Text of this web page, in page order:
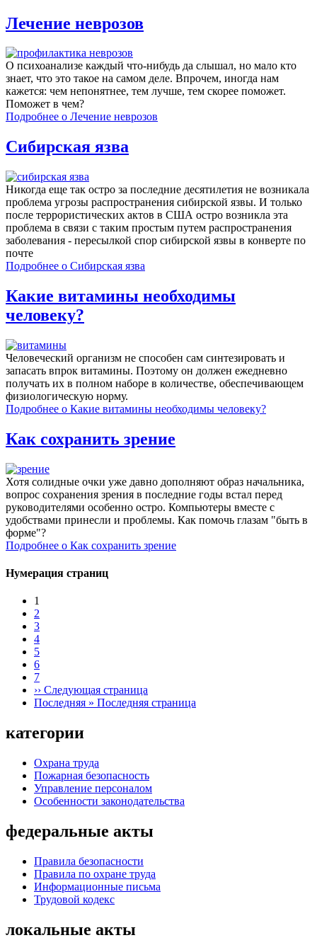
Лечение неврозов
О психоанализе каждый что-нибудь да слышал, но мало кто
знает, что это такое на самом деле. Впрочем, иногда нам
кажется: чем непонятнее, тем лучше, тем скорее поможет.
Поможет в чем?
Подробнее о Лечение неврозов
Сибирская язва
Никогда еще так остро за последние десятилетия не возникала
проблема угрозы распространения сибирской язвы. И только
после террористических актов в США остро возникла эта
проблема в связи с таким простым путем распространения
заболевания - пересылкой спор сибирской язвы в конверте по
почте
Подробнее о Сибирская язва
Какие витамины необходимы
человеку?
Человеческий организм не способен сам синтезировать и
запасать впрок витамины. Поэтому он должен ежедневно
получать их в полном наборе в количестве, обеспечивающем
физиологическую норму.
Подробнее о Какие витамины необходимы человеку?
Как сохранить зрение
Хотя солидные очки уже давно дополняют образ начальника,
вопрос сохранения зрения в последние годы встал перед
руководителями особенно остро. Компьютеры вместе с
удобствами принесли и проблемы. Как помочь глазам "быть в
форме"?
Подробнее о Как сохранить зрение
Нумерация страниц
1
2
3
4
5
6
7
›› Следующая страница
Последняя » Последняя страница
категории
Охрана труда
Пожарная безопасность
Управление персоналом
Особенности законодательства
федеральные акты
Правила безопасности
Правила по охране труда
Информационные письма
Трудовой кодекс
локальные акты